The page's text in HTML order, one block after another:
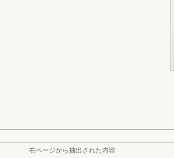
右ページから抽出された内容